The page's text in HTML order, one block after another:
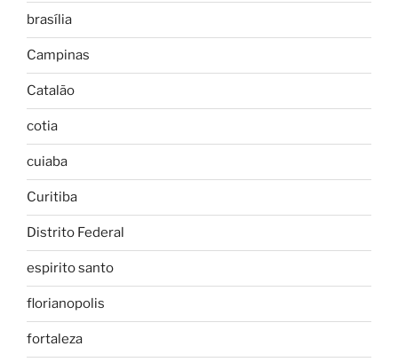
brasília
Campinas
Catalão
cotia
cuiaba
Curitiba
Distrito Federal
espirito santo
florianopolis
fortaleza